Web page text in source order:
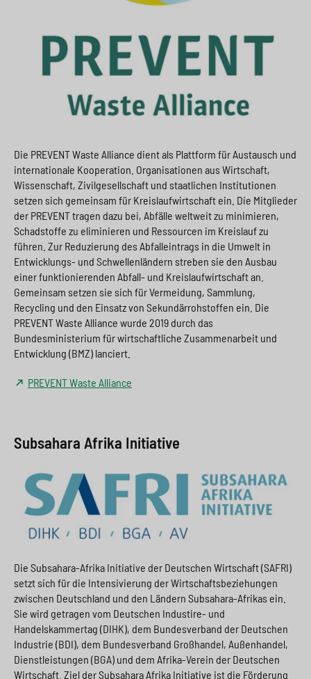
Die PREVENT Waste Alliance dient als Plattform für Austausch und
internationale Kooperation. Organisationen aus Wirtschaft,
Wissenschaft, Zivilgesellschaft und staatlichen Institutionen
setzen sich gemeinsam für Kreislaufwirtschaft ein. Die Mitglieder
der PREVENT tragen dazu bei, Abfälle weltweit zu minimieren,
Schadstoffe zu eliminieren und Ressourcen im Kreislauf zu
führen. Zur Reduzierung des Abfalleintrags in die Umwelt in
Entwicklungs- und Schwellenländern streben sie den Ausbau
einer funktionierenden Abfall- und Kreislaufwirtschaft an.
Gemeinsam setzen sie sich für Vermeidung, Sammlung,
Recycling und den Einsatz von Sekundärrohstoffen ein. Die
PREVENT Waste Alliance wurde 2019 durch das
Bundesministerium für wirtschaftliche Zusammenarbeit und
Entwicklung (BMZ) lanciert.
PREVENT Waste Alliance
Subsahara Afrika Initiative
Die Subsahara-Afrika Initiative der Deutschen Wirtschaft (SAFRI)
setzt sich für die Intensivierung der Wirtschaftsbeziehungen
zwischen Deutschland und den Ländern Subsahara-Afrikas ein.
Sie wird getragen vom Deutschen Industire- und
Handelskammertag (DIHK), dem Bundesverband der Deutschen
Industrie (BDI), dem Bundesverband Großhandel, Außenhandel,
Dienstleistungen (BGA) und dem Afrika-Verein der Deutschen
Wirtschaft. Ziel der Subsahara Afrika Initiative ist die Förderung